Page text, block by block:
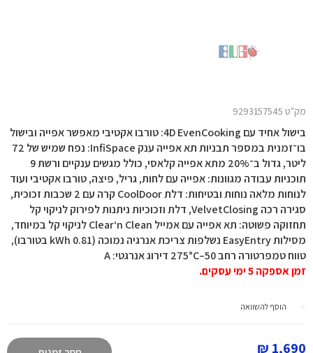
מק"ט 9293157545
בישול אחיד עם 4D EvenCooking: טורבו אקטיבי מאפשר אפייה ובישול
בו־זמנית במספר תבניות תא אפייה ענק InfiSpace: נפח שמיש של 72
ליטר, גדול ב־20% מתא אפייה קלאסי, כולל מגשים ענקיים ורשת 9
תוכניות עבודה מגוונות: אפייה עם לחות, גריל, פיצה, טורבו אקטיבי ועוד
לנוחות מלאה נוחות ובטיחות: דלת CoolDoor קרה עם 2 שכבות זכוכית,
סגירה רכה VelvetClosing, דלת וזכוכיות ניתנות לפירוק לניקוי קל
תחזוקה פשוטה: תא אפייה עם אמייל Clear‘n Clean לניקוי קל במיוחד,
מסילות EasyEntry נשלפות צריכת אנרגיה נמוכה (0.81 kWh בטורבו),
טווח טמפרטורה רחב 50–275°C דירוג אנרגטי: A
זמן אספקה 5 ימי עסקים.
הוסף להשוואה
1,690 ₪